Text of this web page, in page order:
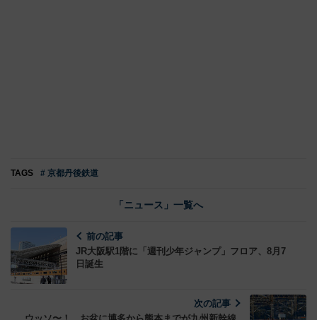
TAGS # 京都丹後鉄道
「ニュース」一覧へ
前の記事
JR大阪駅1階に「週刊少年ジャンプ」フロア、8月7
日誕生
次の記事